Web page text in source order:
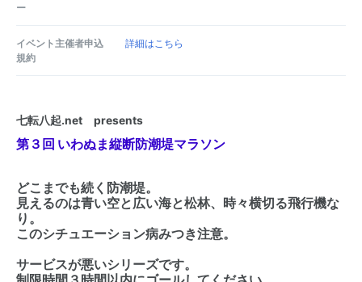
ー
イベント主催者申込
規約
詳細はこちら
七転八起.net presents
第３回 いわぬま縦断防潮堤マラソン
どこまでも続く防潮堤。
見えるのは青い空と広い海と松林、時々横切る飛行機な
り。
このシチュエーション病みつき注意。
サービスが悪いシリーズです。